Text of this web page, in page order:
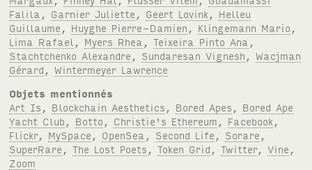
Falila
Garnier Juliette Geert Lovink
Helleu
Guillaume
Huyghe Pierre-Damien Klingemann Mario
Lima Rafael
Myers Rhea ,Teixeira Pinto Ana
Stachtchenko Alexandre
Sundaresan Vignesh ,Wacjman
Gérard ,Wintermeyer Lawrence
Objets mentionnés
Art Is
Blockchain Aesthetics Bored Apes
Bored Ape
Yacht Club
Botto Christie's Ethereum Facebook
Flickr, MySpace OpenSea Second Life Sorare
SuperRare ,The Lost Poets ,Token Grid ,Twitter,Vine
Zoom